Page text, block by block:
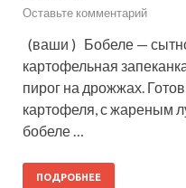
Оставьте комментарий
(ваши ) Бобеле —
картофельная
пирог на дрожжах.
картофеля, с жареным
бобеле …
ПОДРОБНЕЕ